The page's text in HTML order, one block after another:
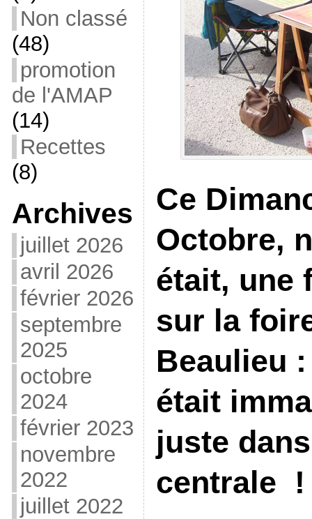
Non classé
(48)
promotion
de l'AMAP
(14)
Recettes
(8)
Archives
juillet 2026
avril 2026
février 2026
septembre
2025
octobre
2024
février 2023
novembre
2022
juillet 2022
Ce
Octobre,
était, une
sur la
Beaulieu
était
juste
centrale !